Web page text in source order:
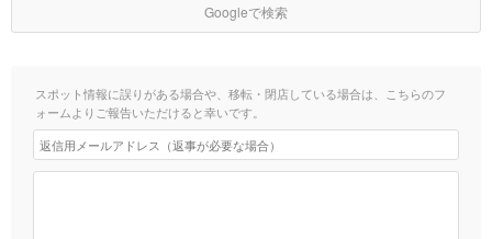
Googleで検索
スポット情報に誤りがある場合や、移転・閉店している場合は、こちらのフ
ォームよりご報告いただけると幸いです。